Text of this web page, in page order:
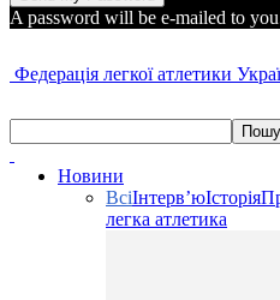
A password will be e-mailed to
Федерація легкої атлетики
Новини
ВсіІнтерв’юІсторія
легка атлетика